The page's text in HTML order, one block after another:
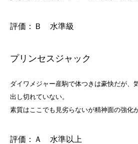
評価：Ｂ 水準級
プリンセスジャック
ダイワメジャー産駒で体つきは豪快だが、
出し切れていない。
素質はここでも見劣らないが精神面の強化
評価：Ａ 水準以上